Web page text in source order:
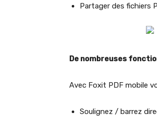
Partager des fichiers
De nombreuses
Avec Foxit PDF mobile
Soulignez / barrez